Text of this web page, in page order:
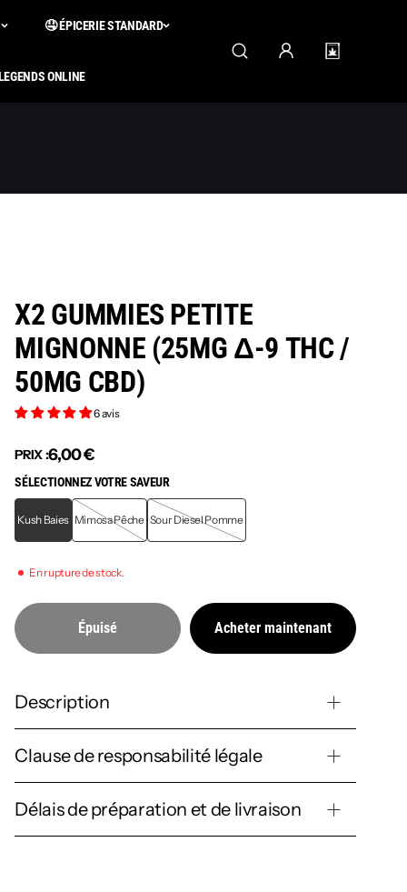
🤤 ÉPICERIE STANDARD
ONLINE
X2 GUMMIES PETITE
MIGNONNE (25MG Δ-9 THC /
50MG CBD)
6 avis
PRIX :6,00 €
SÉLECTIONNEZ VOTRE SAVEUR
Kush Baies Mimosa Pêche Sour Diesel Pomme
En rupture de stock.
Épuisé Acheter maintenant
Description
Clause de responsabilité légale
Délais de préparation et de livraison